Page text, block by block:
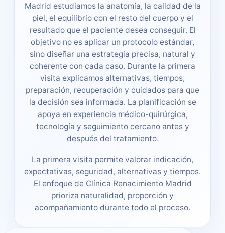
Madrid estudiamos la anatomía, la calidad de la
piel, el equilibrio con el resto del cuerpo y el
resultado que el paciente desea conseguir. El
objetivo no es aplicar un protocolo estándar,
sino diseñar una estrategia precisa, natural y
coherente con cada caso. Durante la primera
visita explicamos alternativas, tiempos,
preparación, recuperación y cuidados para que
la decisión sea informada. La planificación se
apoya en experiencia médico-quirúrgica,
tecnología y seguimiento cercano antes y
después del tratamiento.
La primera visita permite valorar indicación,
expectativas, seguridad, alternativas y tiempos.
El enfoque de Clínica Renacimiento Madrid
prioriza naturalidad, proporción y
acompañamiento durante todo el proceso.